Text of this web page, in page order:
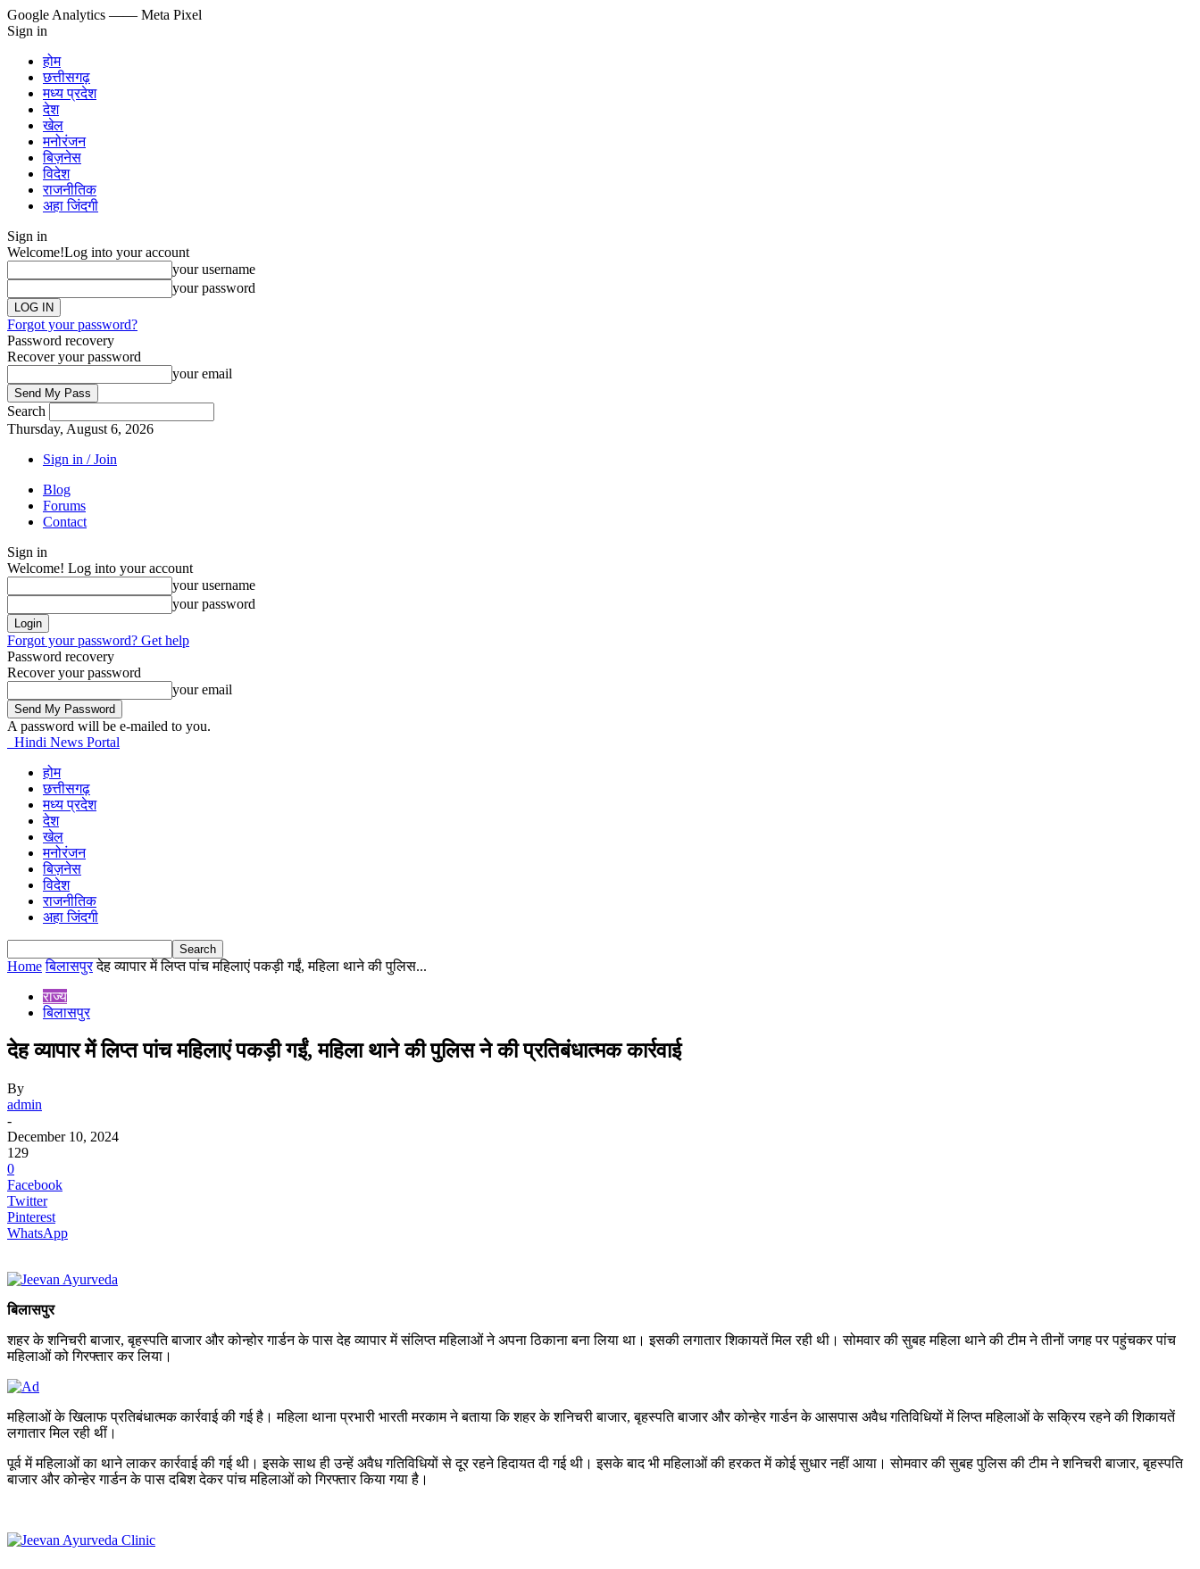
Google Analytics —— Meta Pixel
Sign in
होम
छत्तीसगढ़
मध्य प्रदेश
देश
खेल
मनोरंजन
बिज़नेस
विदेश
राजनीतिक
अहा जिंदगी
Sign in
Welcome!Log into your account
your username
your password
Forgot your password?
Password recovery
Recover your password
your email
Search
Thursday, August 6, 2026
Sign in / Join
Blog
Forums
Contact
Sign in
Welcome! Log into your account
your username
your password
Forgot your password? Get help
Password recovery
Recover your password
your email
A password will be e-mailed to you.
Hindi News Portal
होम
छत्तीसगढ़
मध्य प्रदेश
देश
खेल
मनोरंजन
बिज़नेस
विदेश
राजनीतिक
अहा जिंदगी
Home बिलासपुर देह व्यापार में लिप्त पांच महिलाएं पकड़ी गईं, महिला थाने की पुलिस...
राज्य
बिलासपुर
देह व्यापार में लिप्त पांच महिलाएं पकड़ी गईं, महिला थाने की पुलिस ने की प्रतिबंधात्मक कार्रवाई
By
admin
-
December 10, 2024
129
0
Facebook
Twitter
Pinterest
WhatsApp
बिलासपुर
शहर के शनिचरी बाजार, बृहस्पति बाजार और कोन्होर गार्डन के पास देह व्यापार में संलिप्त महिलाओं ने अपना ठिकाना बना लिया था। इसकी लगातार शिकायतें मिल रही थी। सोमवार की सुबह महिला थाने की टीम ने तीनों जगह पर पहुंचकर पांच
महिलाओं को गिरफ्तार कर लिया।
महिलाओं के खिलाफ प्रतिबंधात्मक कार्रवाई की गई है। महिला थाना प्रभारी भारती मरकाम ने बताया कि शहर के शनिचरी बाजार, बृहस्पति बाजार और कोन्हेर गार्डन के आसपास अवैध गतिविधियों में लिप्त महिलाओं के सक्रिय रहने की शिकायतें
लगातार मिल रही थीं।
पूर्व में महिलाओं का थाने लाकर कार्रवाई की गई थी। इसके साथ ही उन्हें अवैध गतिविधियों से दूर रहने हिदायत दी गई थी। इसके बाद भी महिलाओं की हरकत में कोई सुधार नहीं आया। सोमवार की सुबह पुलिस की टीम ने शनिचरी बाजार, बृहस्पति
बाजार और कोन्हेर गार्डन के पास दबिश देकर पांच महिलाओं को गिरफ्तार किया गया है।